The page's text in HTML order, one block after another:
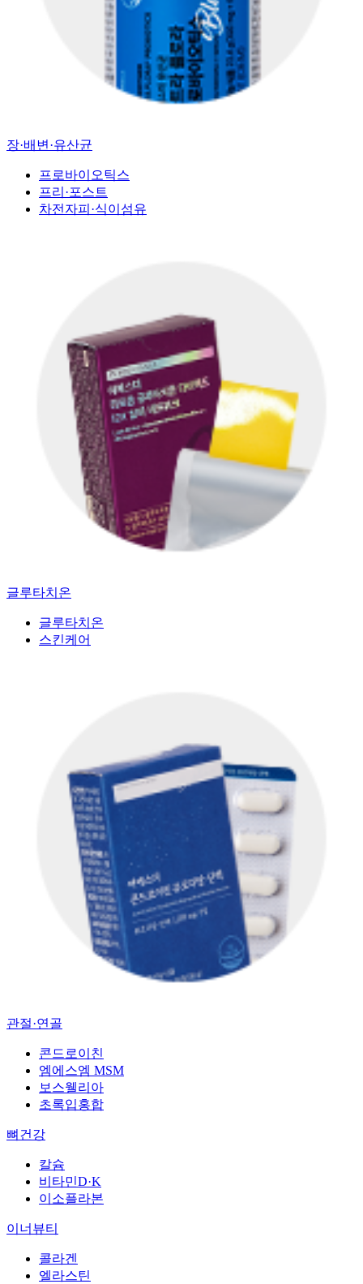
장·배변·유산균
프로바이오틱스
프리·포스트
차전자피·식이섬유
글루타치온
글루타치온
스킨케어
관절·연골
콘드로이친
엠에스엠 MSM
보스웰리아
초록입홍합
뼈건강
칼슘
비타민D·K
이소플라본
이너뷰티
콜라겐
엘라스틴